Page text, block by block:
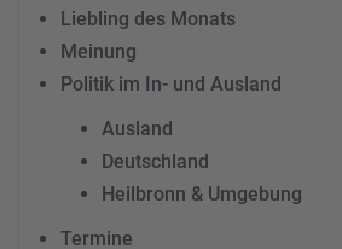
Liebling des Monats
Meinung
Politik im In- und Ausland
Ausland
Deutschland
Heilbronn & Umgebung
Termine